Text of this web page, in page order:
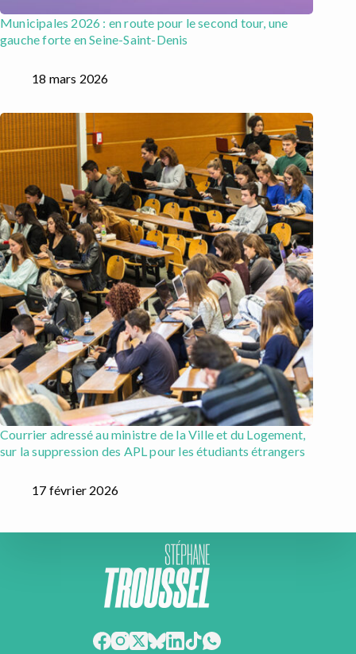
Municipales 2026 : en route pour le second tour, une
gauche forte en Seine-Saint-Denis
18 mars 2026
Courrier adressé au ministre de la Ville et du Logement,
sur la suppression des APL pour les étudiants étrangers
17 février 2026